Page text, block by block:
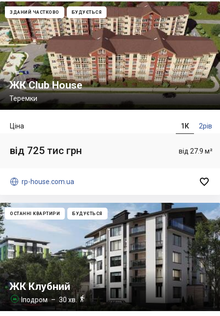
ЗДАНИЙ ЧАСТКОВО БУДУЄТЬСЯ
ЖК Club House
Теремки
1К 2рів
Ціна
від 27.9 м²
від 725 тис грн
 rp-house.com.ua 
ОСТАННІ КВАРТИРИ БУДУЄТЬСЯ
ЖК Клубний
 Іподром– 30 хв. 